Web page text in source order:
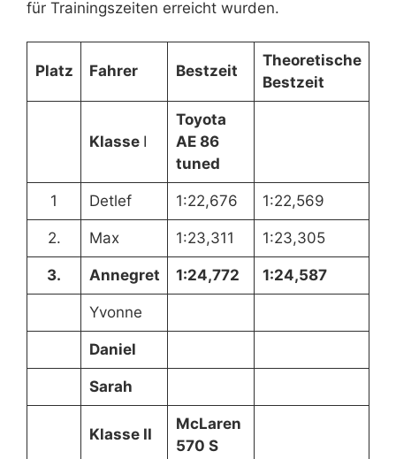
für Trainingszeiten erreicht wurden.
Platz Fahrer Bestzeit
Theoretische
Bestzeit
Klasse I
Toyota
AE 86
tuned
1 Detlef 1:22,676 1:22,569
2. Max 1:23,311 1:23,305
3. Annegret 1:24,772 1:24,587
Yvonne
Daniel
Sarah
Klasse II
McLaren
570 S